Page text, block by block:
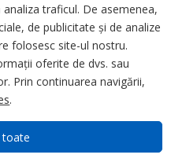
ST, fara
traficul. De asemenea,
de publicitate și de analize
folosesc site-ul nostru.
oferite de dvs. sau
Prin continuarea navigării,
.
toate